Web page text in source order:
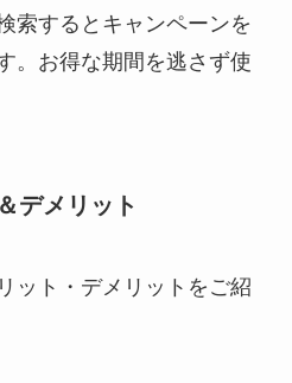
索するとキャンペーンを
。お得な期間を逃さず使
デメリット
ット・デメリットをご紹